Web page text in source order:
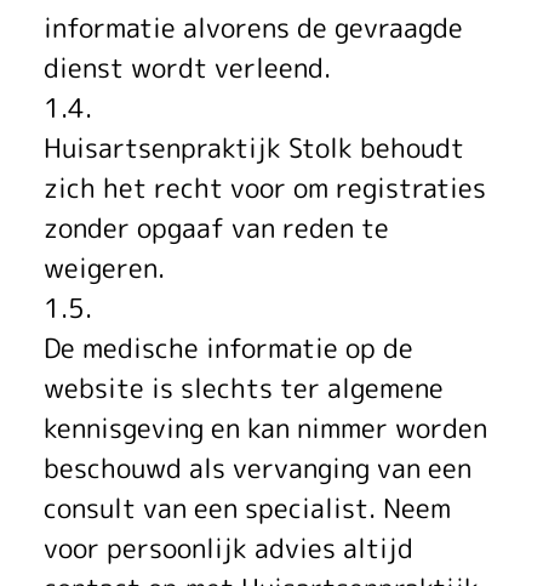
informatie alvorens de gevraagde
dienst wordt verleend.
1.4.
Huisartsenpraktijk Stolk behoudt
zich het recht voor om registraties
zonder opgaaf van reden te
weigeren.
1.5.
De medische informatie op de
website is slechts ter algemene
kennisgeving en kan nimmer worden
beschouwd als vervanging van een
consult van een specialist. Neem
voor persoonlijk advies altijd